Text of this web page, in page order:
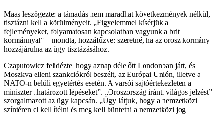
Maas leszögezte: a támadás nem maradhat következmények nélkül,
tisztázni kell a körülményeit. „Figyelemmel kísérjük a
fejleményeket, folyamatosan kapcsolatban vagyunk a brit
kormánnyal” – mondta, hozzáfűzve: szeretné, ha az orosz kormány
hozzájárulna az ügy tisztázásához.
Czaputowicz felidézte, hogy aznap délelőtt Londonban járt, és
Moszkva elleni szankciókról beszélt, az Európai Unión, illetve a
NATO-n belüli egyetértés esetén. A varsói sajtóértekezleten a
miniszter „határozott lépéseket”, „Oroszország iránti világos jelzést”
szorgalmazott az ügy kapcsán. „Úgy látjuk, hogy a nemzetközi
színtéren el kell ítélni és meg kell büntetni a nemzetközi jog